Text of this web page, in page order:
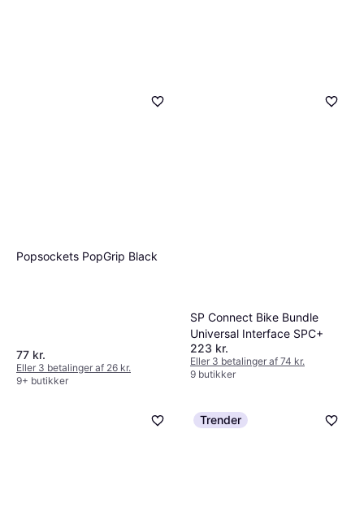
Popsockets PopGrip Black
77 kr.
Eller 3 betalinger af 26 kr.
9+ butikker
SP Connect Bike Bundle
Universal Interface SPC+
223 kr.
Eller 3 betalinger af 74 kr.
9 butikker
Trender